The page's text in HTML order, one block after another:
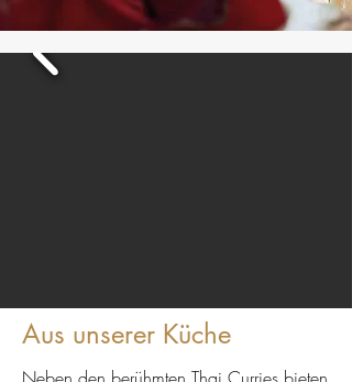
Aus unserer Küche